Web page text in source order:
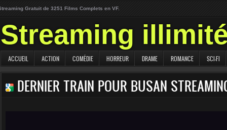
Gratuit de 3251 Films Complets en VF.
Streaming
ACCUEIL ACTION COMÉDIE HORREUR DRAME ROMANCE SCI-FI
DERNIER TRAIN POUR BUSAN